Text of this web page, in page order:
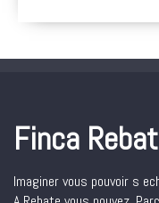
Finca
Imaginer vous pouvoir s